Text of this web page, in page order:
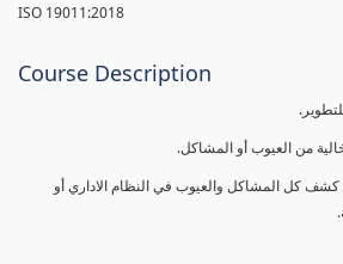
ISO 19011:2018
Course Description
من العيوب أو المشاكل.
كل المشاكل والعيوب في النظام الاداري أو